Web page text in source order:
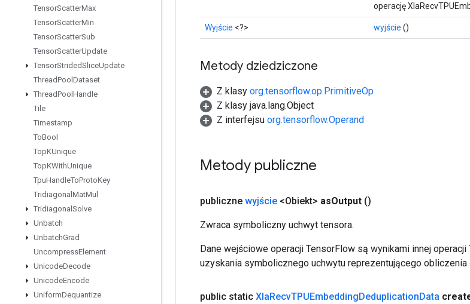
TensorScatterMax
TensorScatterMin
TensorScatterSub
TensorScatterUpdate
TensorStridedSliceUpdate
ThreadPool Dataset
ThreadPool Handle
Tile
Timestamp
ToBool
TopKUnique
TopKWithUnique
TpuHandleToProtoKey
Tridiagonal MatMul
Tridiagonal Solve
Unbatch
UnbatchGrad
UncompressElement
UnicodeDecode
UnicodeEncode
UniformDequantize
operację
Wyjście <?> wyjście ()
Metody dziedziczone
Z klasy org.tensorflow.op.PrimitiveOp
Z klasy java.lang.Object
Z interfejsu org.tensorflow.Operand
Metody publiczne
publiczne wyjście <Obiekt> asOutput ()
Zwraca symboliczny uchwyt tensora.
Dane wejściowe operacji TensorFlow są wynikami innej operacji
uzyskania symbolicznego uchwytu reprezentującego obliczenia
public static XlaRecvTPUEmbeddingDeduplicationData